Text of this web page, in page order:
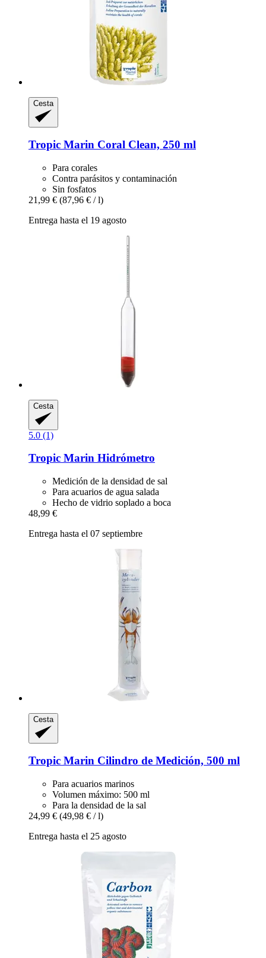
Cesta
Tropic Marin Coral Clean, 250 ml
Para corales
Contra parásitos y contaminación
Sin fosfatos
21,99 € (87,96 € / l)
Entrega hasta el 19 agosto
Cesta
5.0 (1)
Tropic Marin Hidrómetro
Medición de la densidad de sal
Para acuarios de agua salada
Hecho de vidrio soplado a boca
48,99 €
Entrega hasta el 07 septiembre
Cesta
Tropic Marin Cilindro de Medición, 500 ml
Para acuarios marinos
Volumen máximo: 500 ml
Para la densidad de la sal
24,99 € (49,98 € / l)
Entrega hasta el 25 agosto